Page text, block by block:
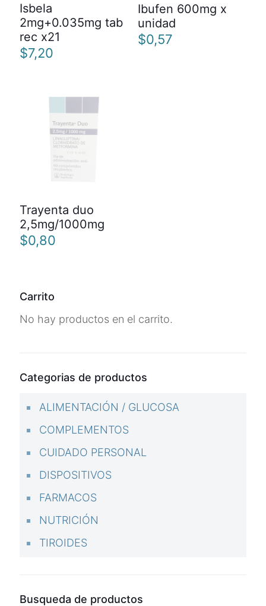
Isbela
2mg+0.035mg tab
rec x21
$7,20
Ibufen 600mg x
unidad
$0,57
Trayenta duo
2,5mg/1000mg
$0,80
Carrito
No hay productos en el carrito.
Categorias de productos
ALIMENTACIÓN / GLUCOSA
COMPLEMENTOS
CUIDADO PERSONAL
DISPOSITIVOS
FARMACOS
NUTRICIÓN
TIROIDES
Busqueda de productos